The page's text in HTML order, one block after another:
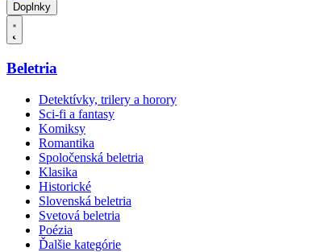
Doplnky
Beletria
Detektívky, trilery a horory
Sci-fi a fantasy
Komiksy
Romantika
Spoločenská beletria
Klasika
Historické
Slovenská beletria
Svetová beletria
Poézia
Ďalšie kategórie